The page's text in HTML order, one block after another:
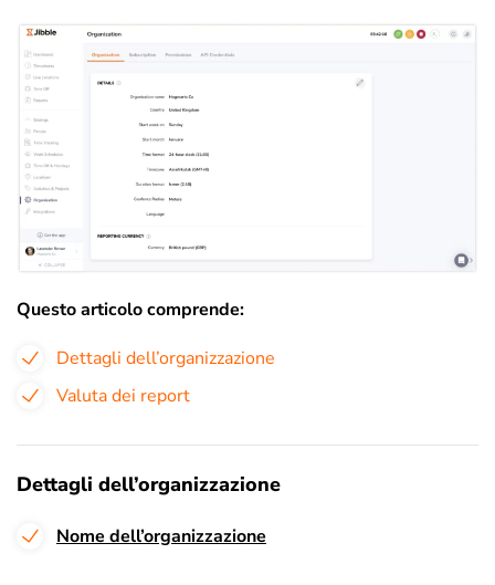
Questo articolo comprende:
Dettagli dell’organizzazione
Valuta dei report
Dettagli dell’organizzazione
Nome dell’organizzazione